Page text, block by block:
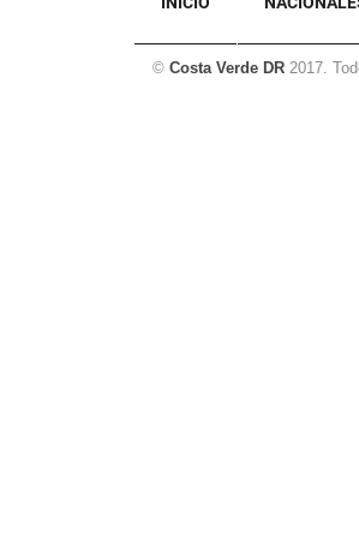
© Costa Verde DR 2017.